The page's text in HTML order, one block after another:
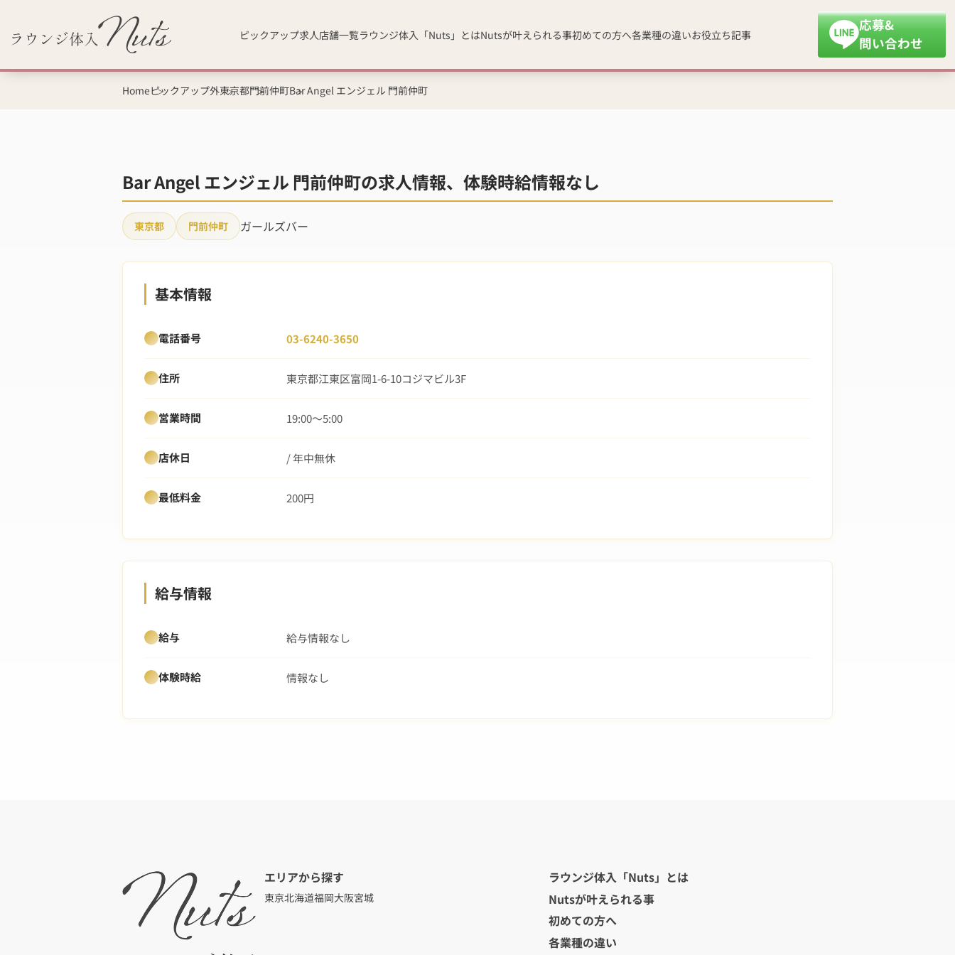
ピックアップ求人店舗一覧ラウンジ体入「Nuts」とはNutsが叶えられる事初めての方へ各業種の違いお役立ち記事
応募&
問い合わせ
Homeピックアップ外東京都門前仲町Bar Angel エンジェル 門前仲町
Bar Angel エンジェル 門前仲町の求人情報、体験時給情報なし
東京都 門前仲町 ガールズバー
基本情報
電話番号 03-6240-3650
住所 東京都江東区富岡1-6-10コジマビル3F
営業時間 19:00〜5:00
店休日 / 年中無休
最低料金 200円
給与情報
給与 給与情報なし
体験時給 情報なし
エリアから探す
東京北海道福岡大阪宮城
ラウンジ体入「Nuts」とは
Nutsが叶えられる事
初めての方へ
各業種の違い